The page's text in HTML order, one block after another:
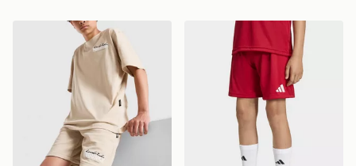
Hoodrich Pantaloncino Magma Junioradidas Short Entrada26